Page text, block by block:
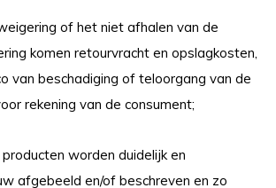
of het niet afhalen van de
komen retourvracht en opslagkosten,
van beschadiging of teloorgang van de
rekening van de consument;
worden duidelijk en
afgebeeld en/of beschreven en zo